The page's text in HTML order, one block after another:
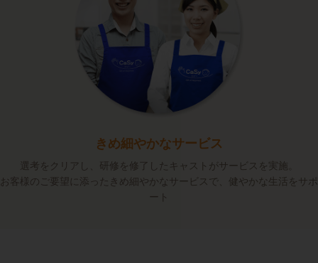
きめ細やかなサービス
選考をクリアし、研修を修了したキャストがサービスを実施。
お客様のご要望に添ったきめ細やかなサービスで、健やかな生活をサポ
ート